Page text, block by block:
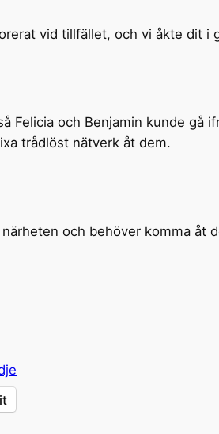
vid tillfället, och vi åkte dit i
Felicia och Benjamin kunde gå
trådlöst nätverk åt dem.
och behöver komma åt